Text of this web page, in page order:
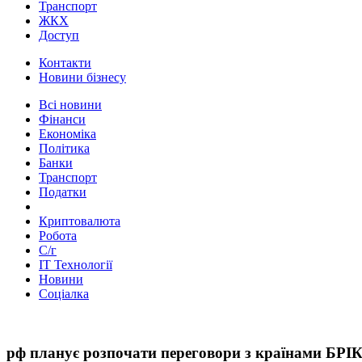
Транспорт
ЖКХ
Доступ
Контакти
Новини бізнесу
Всі новини
Фінанси
Економіка
Політика
Банки
Транспорт
Податки
Криптовалюта
Робота
С/г
ІТ Технології
Новини
Соціалка
рф планує розпочати переговори з країнами